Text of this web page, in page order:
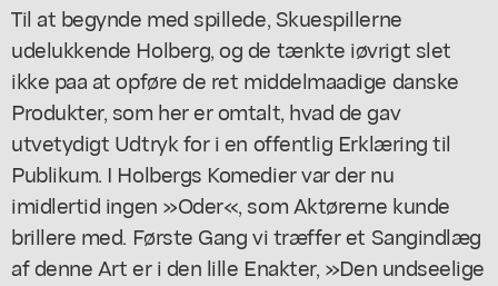
Til at begynde med spillede, Skuespillerne
udelukkende Holberg, og de tænkte iøvrigt slet
ikke paa at opføre de ret middelmaadige danske
Produkter, som her er omtalt, hvad de gav
utvetydigt Udtryk for i en offentlig Erklæring til
Publikum. I Holbergs Komedier var der nu
imidlertid ingen »Oder«, som Aktørerne kunde
brillere med. Første Gang vi træffer et Sangindlæg
af denne Art er i den lille Enakter, »Den undseelige